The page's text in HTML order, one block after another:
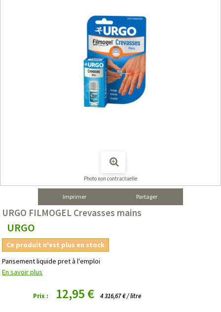
Photo non contractuelle
Imprimer Partager
URGO FILMOGEL Crevasses mains
URGO
Ce produit n'est plus en stock
Pansement liquide pret à l'emploi
En savoir plus
Prix : 12,95 € 4 316,67 € / litre